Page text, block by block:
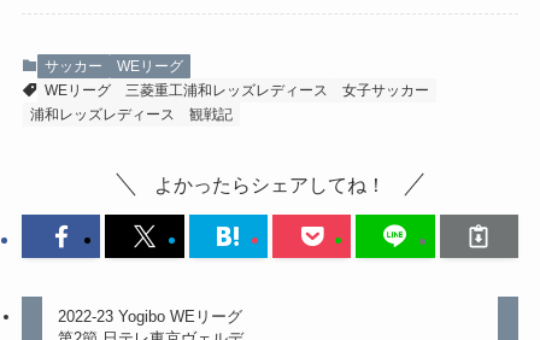
サッカー
WEリーグ
WEリーグ
三菱重工浦和レッズレディース
女子サッカー
浦和レッズレディース
観戦記
よかったらシェアしてね！
2022-23 Yogibo WEリーグ